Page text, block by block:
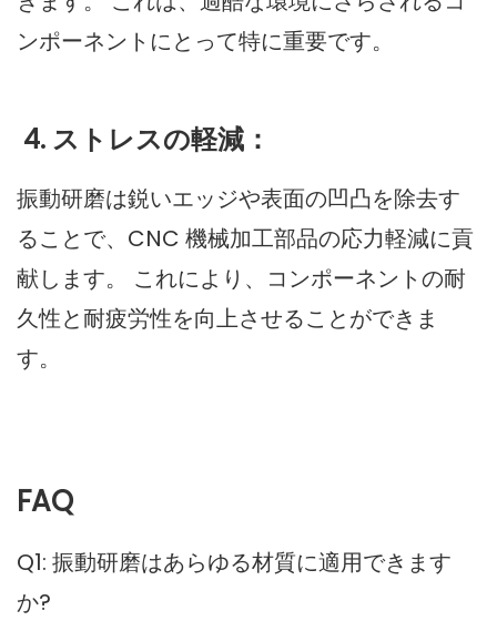
ンポーネントにとって特に重要です。
4. ストレスの軽減：
振動研磨は鋭いエッジや表面の凹凸を除去す
ることで、CNC 機械加工部品の応力軽減に貢
献します。 これにより、コンポーネントの耐
久性と耐疲労性を向上させることができま
す。
FAQ
Q1: 振動研磨はあらゆる材質に適用できます
か?